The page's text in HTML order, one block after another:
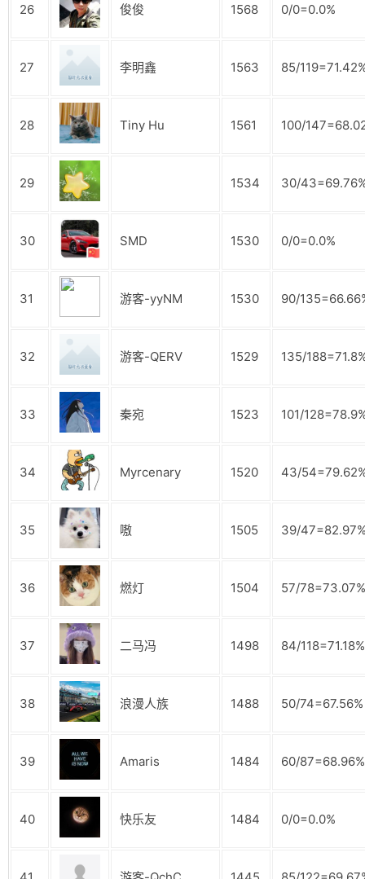
26 俊俊 1568 0/0=0.0%
27 李明鑫 1563 85/
28 Tiny Hu 1561 100/
29 1534 30/
30 SMD 1530 0/0=0.0%
31 游客-yyNM 1530 90/
32 游客-QERV 1529 135/
33 秦宛 1523 101/
34 Myrcenary 1520 43/
35 嗷 1505 39/
36 燃灯 1504 57/78=73.07%
37 二马冯 1498 84/118=71.18%
38 浪漫人族 1488 50/74=67.56%
39 Amaris 1484 60/87=68.96%
40 快乐友 1484 0/0=0.0%